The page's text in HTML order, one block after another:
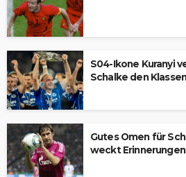
S04-Ikone Kuranyi
Schalke den
Gutes Omen für
weckt Erinnerungen